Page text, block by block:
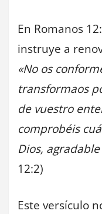
En Romanos
instruye a
«No os
transformaos
de vuestro
comprobéis
Dios,
12:2)
Este versículo